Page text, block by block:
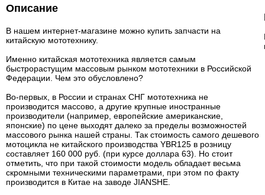
Описание
В нашем интернет-магазине можно купить запчасти на
китайскую мототехнику.
Именно китайская мототехника является самым
быстрорастущим массовым рынком мототехники в Российской
Федерации. Чем это обусловлено?
Во-первых, в России и странах СНГ мототехника не
производится массово, а другие крупные иностранные
производители (например, европейские американские,
японские) по цене выходят далеко за пределы возможностей
массового рынка нашей страны. Так стоимость самого дешевого
мотоцикла не китайского производства YBR125 в розницу
составляет 160 000 руб. (при курсе доллара 63). Но стоит
отметить, что при такой стоимости модель обладает весьма
скромными техническими параметрами, при этом по факту
производится в Китае на заводе JIANSHE.